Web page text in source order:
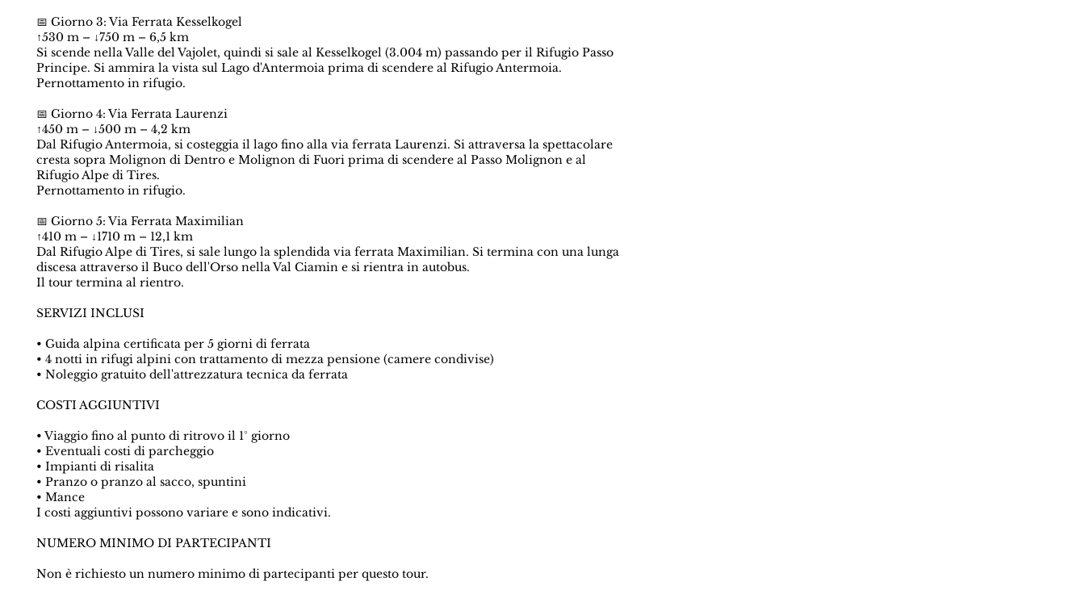
📅 Giorno 3: Via Ferrata Kesselkogel
↑530 m – ↓750 m – 6,5 km
Si scende nella Valle del Vajolet, quindi si sale al Kesselkogel (3.004 m) passando per il Rifugio Passo
Principe. Si ammira la vista sul Lago d'Antermoia prima di scendere al Rifugio Antermoia.
Pernottamento in rifugio.
📅 Giorno 4: Via Ferrata Laurenzi
↑450 m – ↓500 m – 4,2 km
Dal Rifugio Antermoia, si costeggia il lago fino alla via ferrata Laurenzi. Si attraversa la spettacolare
cresta sopra Molignon di Dentro e Molignon di Fuori prima di scendere al Passo Molignon e al
Rifugio Alpe di Tires.
Pernottamento in rifugio.
📅 Giorno 5: Via Ferrata Maximilian
↑410 m – ↓1710 m – 12,1 km
Dal Rifugio Alpe di Tires, si sale lungo la splendida via ferrata Maximilian. Si termina con una lunga
discesa attraverso il Buco dell'Orso nella Val Ciamin e si rientra in autobus.
Il tour termina al rientro.
SERVIZI INCLUSI
• Guida alpina certificata per 5 giorni di ferrata
• 4 notti in rifugi alpini con trattamento di mezza pensione (camere condivise)
• Noleggio gratuito dell'attrezzatura tecnica da ferrata
COSTI AGGIUNTIVI
• Viaggio fino al punto di ritrovo il 1° giorno
• Eventuali costi di parcheggio
• Impianti di risalita
• Pranzo o pranzo al sacco, spuntini
• Mance
I costi aggiuntivi possono variare e sono indicativi.
NUMERO MINIMO DI PARTECIPANTI
Non è richiesto un numero minimo di partecipanti per questo tour.